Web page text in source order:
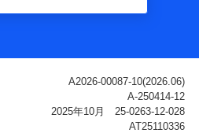
インターネット利用時の行動に
ション利用時の行動に関する情
や商品の名称・購入場所・決済
トの回答に関する情報などが含